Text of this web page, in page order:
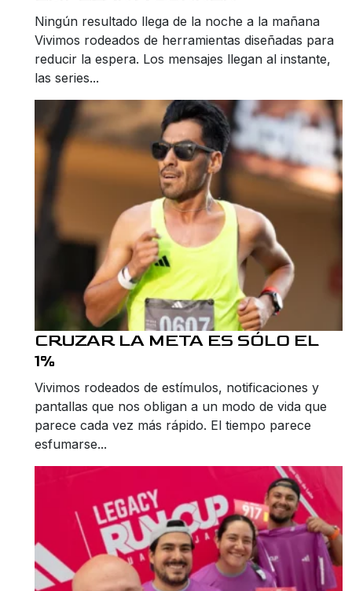
Ningún resultado llega de la noche a la mañana
Vivimos rodeados de herramientas diseñadas para
reducir la espera. Los mensajes llegan al instante,
las series...
CRUZAR LA META ES SÓLO EL
1%
Vivimos rodeados de estímulos, notificaciones y
pantallas que nos obligan a un modo de vida que
parece cada vez más rápido. El tiempo parece
esfumarse...